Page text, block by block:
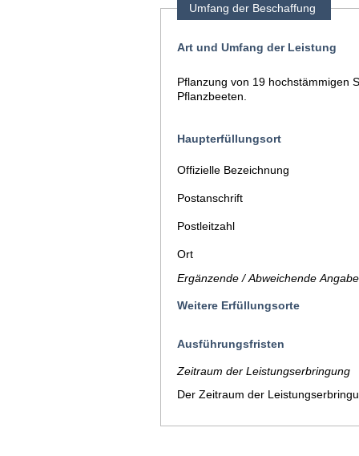
Umfang der Beschaffung
Art und Umfang der Leistung
Pflanzung von 19 hochstämmigen
Pflanzbeeten.
Haupterfüllungsort
Offizielle Bezeichnung
Postanschrift
Postleitzahl
Ort
Ergänzende / Abweichende
Weitere Erfüllungsorte
Ausführungsfristen
Zeitraum der Leistungserbringung
Der Zeitraum der